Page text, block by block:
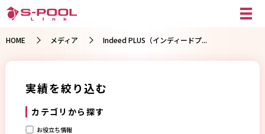
HOME メディア Indeed PLUS（インディードプ...
実績を絞り込む
カテゴリから探す
お役立ち情報